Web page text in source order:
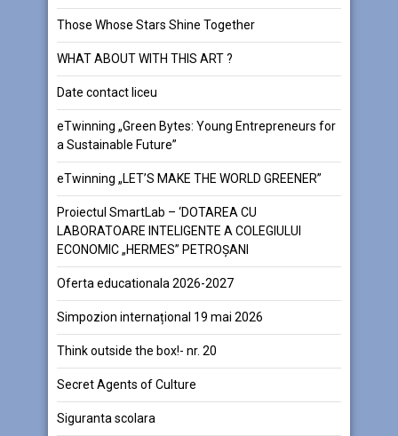
Those Whose Stars Shine Together
WHAT ABOUT WITH THIS ART ?
Date contact liceu
eTwinning „Green Bytes: Young Entrepreneurs for
a Sustainable Future”
eTwinning „LET’S MAKE THE WORLD GREENER”
Proiectul SmartLab – ‘DOTAREA CU
LABORATOARE INTELIGENTE A COLEGIULUI
ECONOMIC „HERMES” PETROȘANI
Oferta educationala 2026-2027
Simpozion internațional 19 mai 2026
Think outside the box!- nr. 20
Secret Agents of Culture
Siguranta scolara